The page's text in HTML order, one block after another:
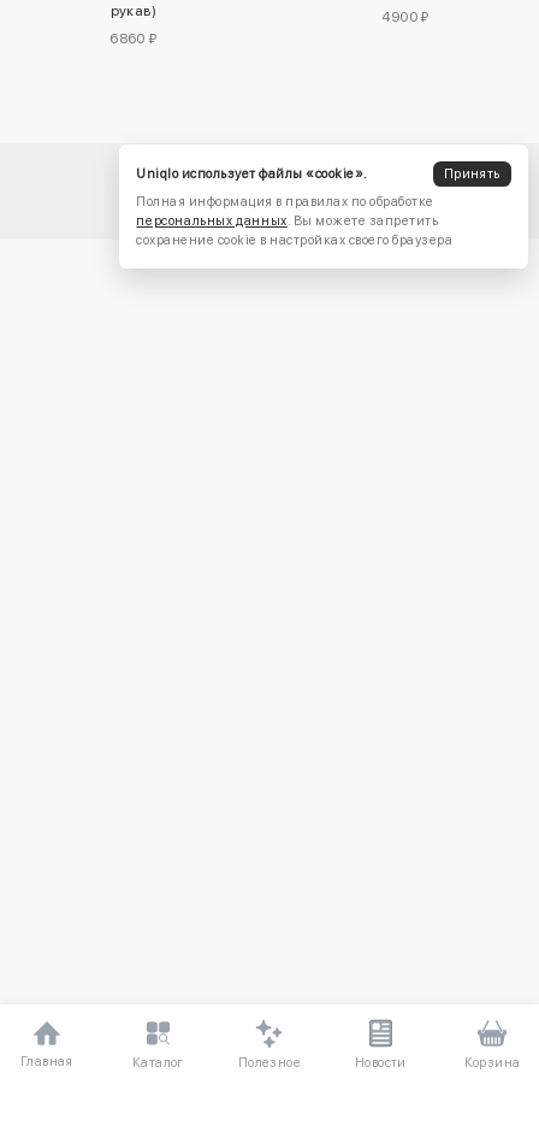
рукав)
6860 ₽
4900 ₽
Главная Каталог Полезное Новости Корзина
Uniqlo использует файлы «cookie».
Принять
Полная информация в правилах по обработке
персональных данных. Вы можете запретить
сохранение cookie в настройках своего браузера